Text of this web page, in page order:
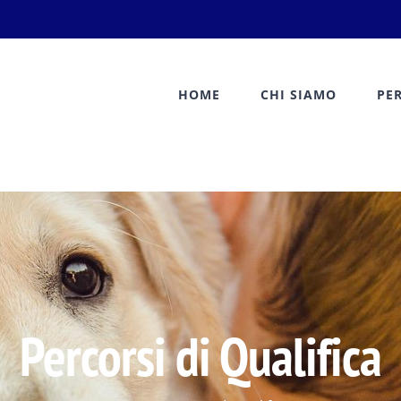
HOME CHI SIAMO
Percorsi di Qualifica